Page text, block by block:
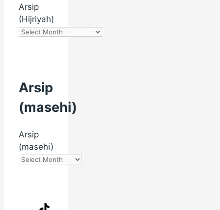
Arsip
(Hijriyah)
Arsip
(masehi)
Arsip
(masehi)